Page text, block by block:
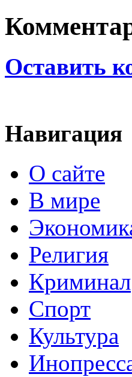
Оставить
Навигация
О сайте
В мире
Религия
Криминал
Спорт
Культура